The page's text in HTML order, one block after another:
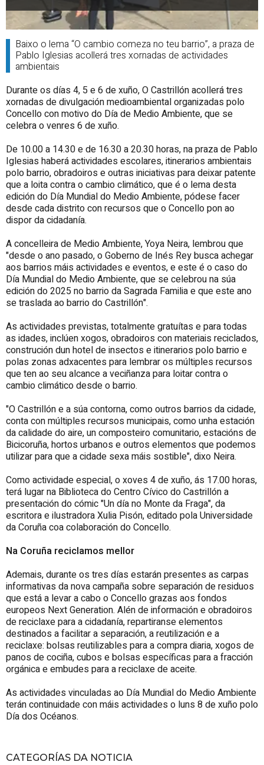
Baixo o lema “O cambio comeza no teu barrio”, a praza de
Pablo Iglesias acollerá tres xornadas de actividades
ambientais
Durante os días 4, 5 e 6 de xuño, O Castrillón acollerá tres
xornadas de divulgación medioambiental organizadas polo
Concello con motivo do Día de Medio Ambiente, que se
celebra o venres 6 de xuño.
De 10.00 a 14.30 e de 16.30 a 20.30 horas, na praza de Pablo
Iglesias haberá actividades escolares, itinerarios ambientais
polo barrio, obradoiros e outras iniciativas para deixar patente
que a loita contra o cambio climático, que é o lema desta
edición do Día Mundial do Medio Ambiente, pódese facer
desde cada distrito con recursos que o Concello pon ao
dispor da cidadanía.
A concelleira de Medio Ambiente, Yoya Neira, lembrou que
"desde o ano pasado, o Goberno de Inés Rey busca achegar
aos barrios máis actividades e eventos, e este é o caso do
Día Mundial do Medio Ambiente, que se celebrou na súa
edición do 2025 no barrio da Sagrada Familia e que este ano
se traslada ao barrio do Castrillón".
As actividades previstas, totalmente gratuítas e para todas
as idades, inclúen xogos, obradoiros con materiais reciclados,
construción dun hotel de insectos e itinerarios polo barrio e
polas zonas adxacentes para lembrar os múltiples recursos
que ten ao seu alcance a veciñanza para loitar contra o
cambio climático desde o barrio.
"O Castrillón e a súa contorna, como outros barrios da cidade,
conta con múltiples recursos municipais, como unha estación
da calidade do aire, un composteiro comunitario, estacións de
Bicicoruña, hortos urbanos e outros elementos que podemos
utilizar para que a cidade sexa máis sostible", dixo Neira.
Como actividade especial, o xoves 4 de xuño, ás 17.00 horas,
terá lugar na Biblioteca do Centro Cívico do Castrillón a
presentación do cómic "Un día no Monte da Fraga", da
escritora e ilustradora Xulia Pisón, editado pola Universidade
da Coruña coa colaboración do Concello.
Na Coruña reciclamos mellor
Ademais, durante os tres días estarán presentes as carpas
informativas da nova campaña sobre separación de residuos
que está a levar a cabo o Concello grazas aos fondos
europeos Next Generation. Alén de información e obradoiros
de reciclaxe para a cidadanía, repartiranse elementos
destinados a facilitar a separación, a reutilización e a
reciclaxe: bolsas reutilizables para a compra diaria, xogos de
panos de cociña, cubos e bolsas específicas para a fracción
orgánica e embudes para a reciclaxe de aceite.
As actividades vinculadas ao Día Mundial do Medio Ambiente
terán continuidade con máis actividades o luns 8 de xuño polo
Día dos Océanos.
CATEGORÍAS DA NOTICIA